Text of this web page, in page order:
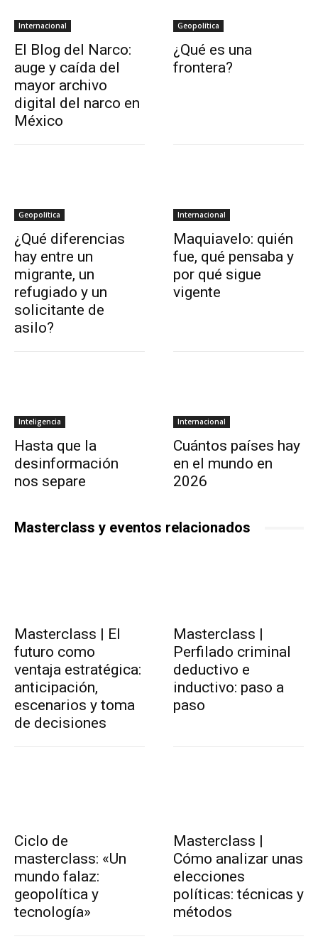
Internacional
El Blog del Narco:
auge y caída del
mayor archivo
digital del narco en
México
Geopolítica
¿Qué es una
frontera?
Geopolítica
¿Qué diferencias
hay entre un
migrante, un
refugiado y un
solicitante de
asilo?
Internacional
Maquiavelo: quién
fue, qué pensaba y
por qué sigue
vigente
Inteligencia
Hasta que la
desinformación
nos separe
Internacional
Cuántos países hay
en el mundo en
2026
Masterclass y eventos relacionados
Masterclass | El
futuro como
ventaja estratégica:
anticipación,
escenarios y toma
de decisiones
Masterclass |
Perfilado criminal
deductivo e
inductivo: paso a
paso
Ciclo de
masterclass: «Un
mundo falaz:
geopolítica y
tecnología»
Masterclass |
Cómo analizar unas
elecciones
políticas: técnicas y
métodos